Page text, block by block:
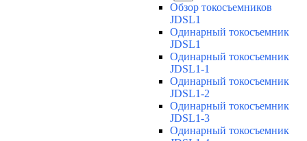
Обзор токосъемников
JDSL1
Одинарный токосъемник
JDSL1
Одинарный токосъемник
JDSL1-1
Одинарный токосъемник
JDSL1-2
Одинарный токосъемник
JDSL1-3
Одинарный токосъемник